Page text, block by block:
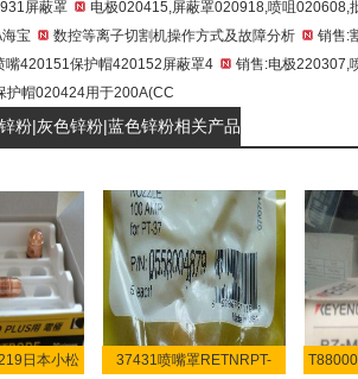
屏蔽罩
电极020415,屏蔽罩020918,喷咀020608,
宝
数控等离子切割机操作方式及故障分析
销售:
嘴420151保护帽420152屏蔽罩4
销售:电极220307,
护帽020424用于200A(CC
粉|灰色锌粉|蓝色锌粉相关产品
日本小松
37431喷嘴罩RETNRPT-